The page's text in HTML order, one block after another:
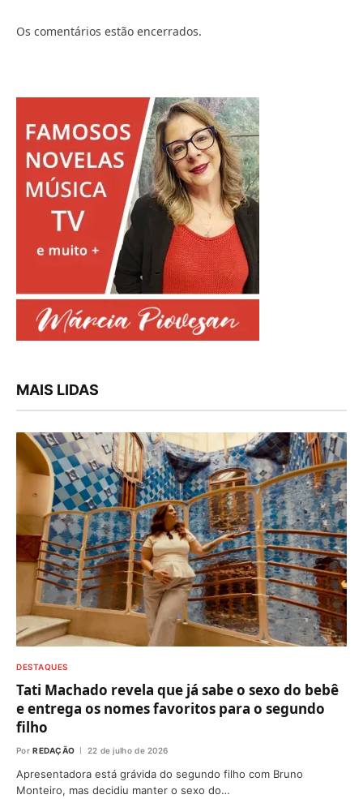
Os comentários estão encerrados.
MAIS LIDAS
DESTAQUES
Tati Machado revela que já sabe o sexo do bebê
e entrega os nomes favoritos para o segundo
filho
Por REDAÇÃO 22 de julho de 2026
Apresentadora está grávida do segundo filho com Bruno
Monteiro, mas decidiu manter o sexo do…